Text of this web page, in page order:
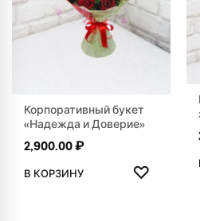
Корпоративный букет
«Надежда и Доверие»
2,900.00₽
В КОРЗИНУ ♡